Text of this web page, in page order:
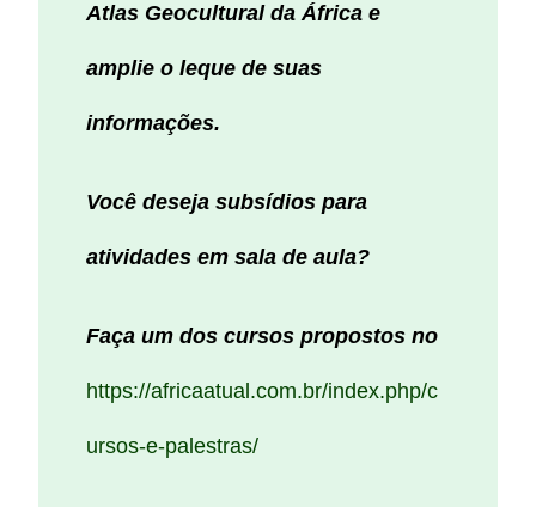
Atlas Geocultural da África e
amplie o leque de suas
informações.
Você deseja subsídios para
atividades em sala de aula?
Faça um dos cursos propostos no
https://africaatual.com.br/index.php/c
ursos-e-palestras/